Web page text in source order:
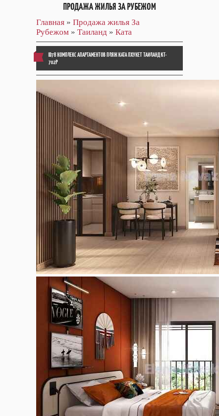
ПРОДАЖА ЖИЛЬЯ ЗА РУБЕЖОМ
Главная » Продажа жилья За
Рубежом » Таиланд » Ката
ID78 КОМПЛЕКС АПАРТАМЕНТОВ ПЛЯЖ КАТА ПХУКЕТ ТАИЛАНД KT-
702P